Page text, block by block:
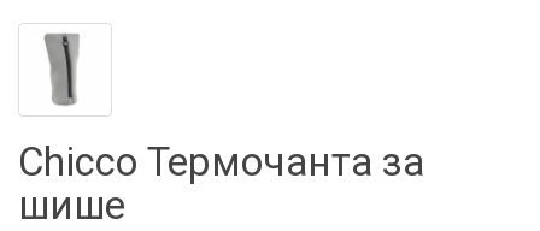
Chicco Термочанта за
шише